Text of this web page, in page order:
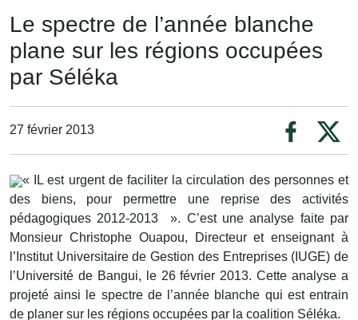
Le spectre de l’année blanche
plane sur les régions occupées
par Séléka
27 février 2013
« IL est urgent de faciliter la circulation des personnes et
des biens, pour permettre une reprise des activités
pédagogiques 2012-2013 ». C’est une analyse faite par
Monsieur Christophe Ouapou, Directeur et enseignant à
l’Institut Universitaire de Gestion des Entreprises (IUGE) de
l’Université de Bangui, le 26 février 2013. Cette analyse a
projeté ainsi le spectre de l’année blanche qui est entrain
de planer sur les régions occupées par la coalition Séléka.